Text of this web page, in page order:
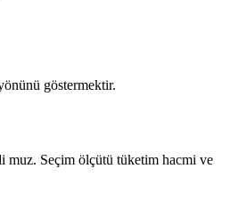
göstermektir.
muz. Seçim ölçütü tüketim hacmi ve